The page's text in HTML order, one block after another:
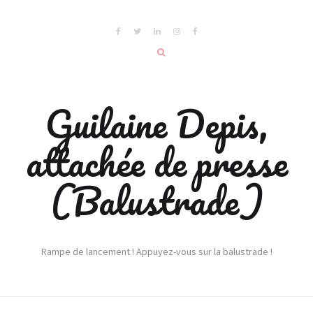
Guilaine Depis,
attachée de presse
(Balustrade)
Rampe de lancement ! Appuyez-vous sur la balustrade !